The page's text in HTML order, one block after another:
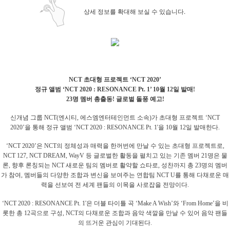
상세 정보를 확대해 보실 수 있습니다.
NCT 초대형 프로젝트 ‘NCT 2020’
정규 앨범 ‘NCT 2020 : RESONANCE Pt. 1’ 10월 12일 발매!
23명 멤버 총출동! 글로벌 돌풍 예고!
신개념 그룹 NCT(엔시티, 에스엠엔터테인먼트 소속)가 초대형 프로젝트 ‘NCT
2020’을 통해 정규 앨범 ‘NCT 2020 : RESONANCE Pt. 1'을 10월 12일 발매한다.
‘NCT 2020’은 NCT의 정체성과 매력을 한꺼번에 만날 수 있는 초대형 프로젝트로,
NCT 127, NCT DREAM, WayV 등 글로벌한 활동을 펼치고 있는 기존 멤버 21명은 물
론, 향후 론칭되는 NCT 새로운 팀의 멤버로 활약할 쇼타로, 성찬까지 총 23명의 멤버
가 참여, 멤버들의 다양한 조합과 변신을 보여주는 연합팀 NCT U를 통해 다채로운 매
력을 선보여 전 세계 팬들의 이목을 사로잡을 전망이다.
‘NCT 2020 : RESONANCE Pt. 1'은 더블 타이틀 곡 ‘Make A Wish’와 ‘From Home’을 비
롯한 총 12곡으로 구성, NCT의 다채로운 조합과 음악 색깔을 만날 수 있어 음악 팬들
의 뜨거운 관심이 기대된다.